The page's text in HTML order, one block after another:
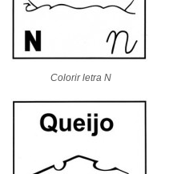
Colorir letra N